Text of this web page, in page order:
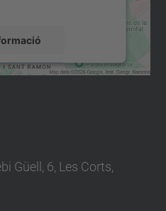
Güell, 6, Les Corts,